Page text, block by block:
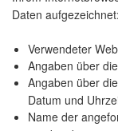
Daten aufgezeichnet:
Verwendeter
Angaben über
Angaben über
Datum und
Name der